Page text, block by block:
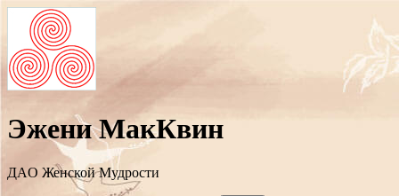
Эжени МакКвин
ДAO Женской Мудрости